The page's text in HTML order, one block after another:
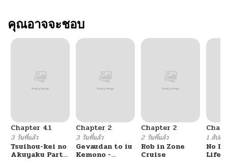
คุณอาจจะชอบ
Chapter 4.1
3 วันที่แล้ว
Tsuihou-kei no
Akuyaku Party
Chapter 2
3 วันที่แล้ว
Gevaudan to iu
Kemono -
Chapter 2
2 วันที่แล้ว
Rob in Zone
Cruise
1 สัปด
No
Life!!